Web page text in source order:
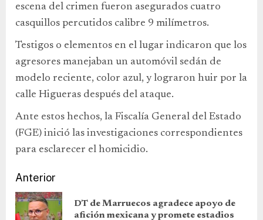
escena del crimen fueron asegurados cuatro
casquillos percutidos calibre 9 milímetros.
Testigos o elementos en el lugar indicaron que los
agresores manejaban un automóvil sedán de
modelo reciente, color azul, y lograron huir por la
calle Higueras después del ataque.
Ante estos hechos, la Fiscalía General del Estado
(FGE) inició las investigaciones correspondientes
para esclarecer el homicidio.
Anterior
DT de Marruecos agradece apoyo de
afición mexicana y promete estadios